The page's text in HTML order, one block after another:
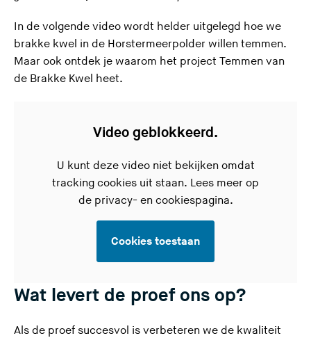
In de volgende video wordt helder uitgelegd hoe we
brakke kwel in de Horstermeerpolder willen temmen.
Maar ook ontdek je waarom het project Temmen van
de Brakke Kwel heet.
Video geblokkeerd.
U kunt deze video niet bekijken omdat
tracking cookies uit staan. Lees meer op
de privacy- en cookiespagina.
Cookies toestaan
Wat levert de proef ons op?
Als de proef succesvol is verbeteren we de kwaliteit